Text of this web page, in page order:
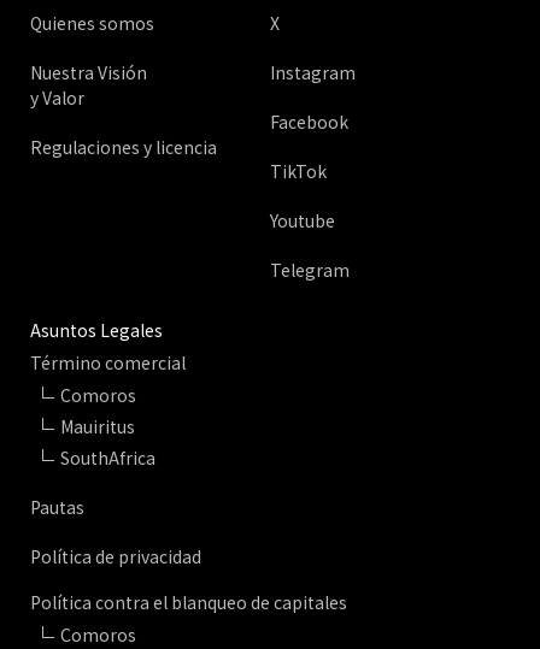
Quienes somos
Nuestra Visión
y Valor
Regulaciones y licencia
X
Instagram
Facebook
TikTok
Youtube
Telegram
Asuntos Legales
Término comercial
Comoros
Mauiritus
SouthAfrica
Pautas
Política de privacidad
Política contra el blanqueo de capitales
Comoros